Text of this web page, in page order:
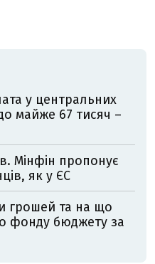
у центральних
майже 67 тисяч –
Мінфін пропонує
як у ЄС
грошей та на що
фонду бюджету за